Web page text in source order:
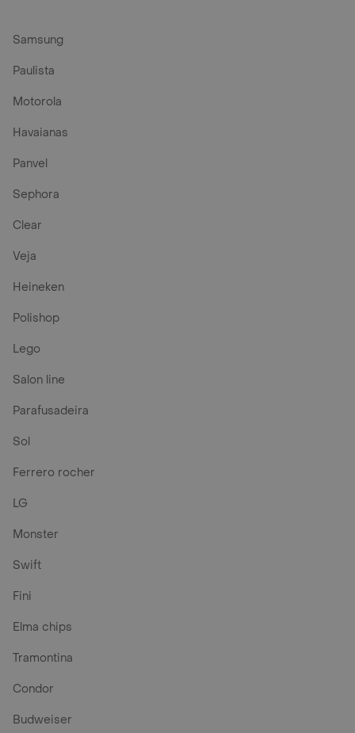
Samsung
Paulista
Motorola
Havaianas
Panvel
Sephora
Clear
Veja
Heineken
Polishop
Lego
Salon line
Parafusadeira
Sol
Ferrero rocher
LG
Monster
Swift
Fini
Elma chips
Tramontina
Condor
Budweiser